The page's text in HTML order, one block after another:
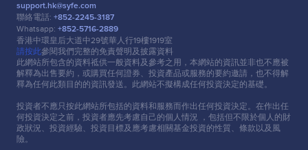
support.hk@syfe.com
聯絡電話: +852-2245-3187
Whatsapp: +852-5716-2889
香港中環皇后⼤道中29號華⼈⾏19樓1919室
請按此參閱我們完整的免責聲明及披露資料
此網站所包含的資料祗供⼀般資料及參考之⽤，本網站的資訊並非也不應被
解釋為出售要約，或購買任何證券、投資產品或服務的要約邀請，也不得解
釋為任何此類⽬的的資訊發送。此網站不擬構成任何投資決定的基礎。
投資者不應只按此網站所包括的資料和服務⽽作出任何投資決定。在作出任
何投資決定之前，投資者應先考慮⾃⼰的個⼈情況 ，包括但不限於個⼈的財
政狀況、投資經驗、投資⽬標及應考慮相關基⾦投資的性質、條款以及風
險。